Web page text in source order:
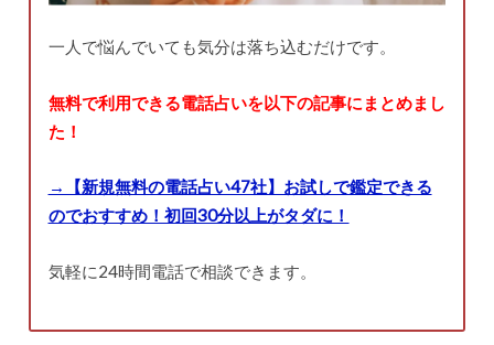
一人で悩んでいても気分は落ち込むだけです。
無料で利用できる電話占いを以下の記事にまとめまし
た！
→【新規無料の電話占い47社】お試しで鑑定できる
のでおすすめ！初回30分以上がタダに！
気軽に24時間電話で相談できます。